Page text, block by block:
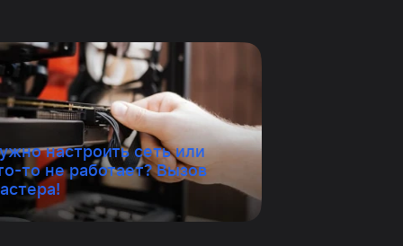
настроить сеть или
то не работает? Вызов